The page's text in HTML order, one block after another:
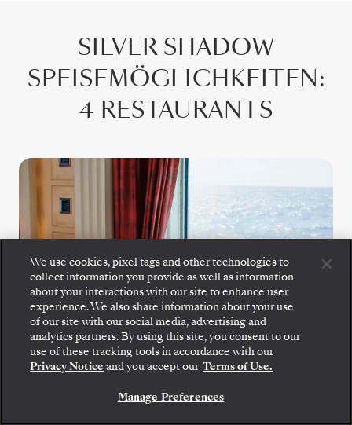
SILVER SHADOW
SPEISEMÖGLICHKEITEN:
4 RESTAURANTS
The Restaurant
Gehen Sie an Bord: Wählen Sie Ihre Suite und
prüfen Sie die Preise und Inklusivleistungen, bevor
Sie Ihre Silversea-Reise sicher bestätigen.
BUCHEN SIE IHRE SUITE
We use cookies, pixel tags and other technologies to
collect information you provide as well as information
about your interactions with our site to enhance user
experience. We also share information about your use
of our site with our social media, advertising and
analytics partners. By using this site, you consent to our
use of these tracking tools in accordance with our
Privacy Notice and you accept our Terms of Use.
Manage Preferences